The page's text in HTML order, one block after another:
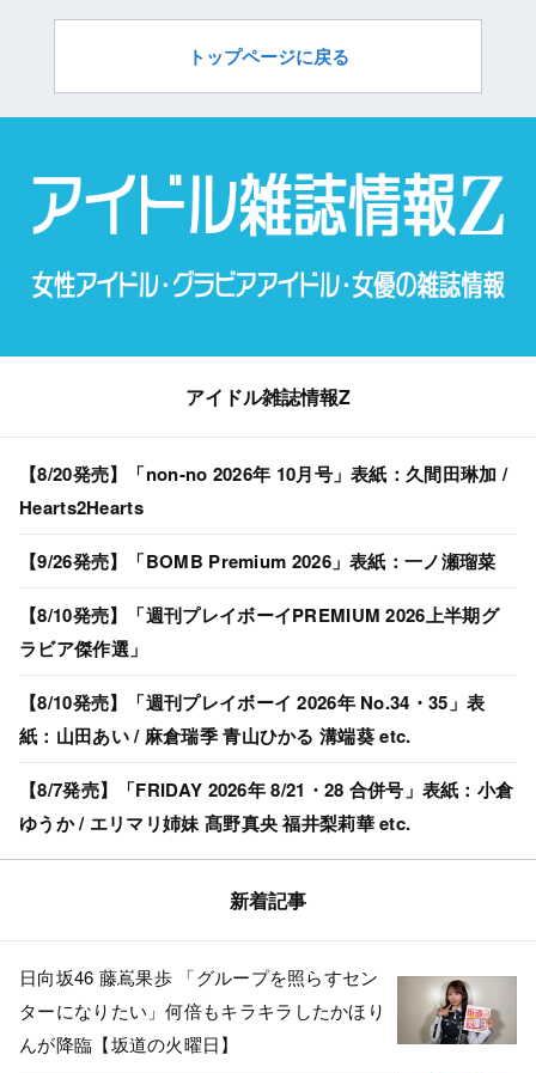
トップページに戻る
アイドル雑誌情報Z
【8/20発売】「non-no 2026年 10月号」表紙：久間田琳加 /
Hearts2Hearts
【9/26発売】「BOMB Premium 2026」表紙：一ノ瀬瑠菜
【8/10発売】「週刊プレイボーイPREMIUM 2026上半期グ
ラビア傑作選」
【8/10発売】「週刊プレイボーイ 2026年 No.34・35」表
紙：山田あい / 麻倉瑞季 青山ひかる 溝端葵 etc.
【8/7発売】「FRIDAY 2026年 8/21・28 合併号」表紙：小倉
ゆうか / エリマリ姉妹 髙野真央 福井梨莉華 etc.
新着記事
日向坂46 藤嶌果歩 「グループを照らすセン
ターになりたい」何倍もキラキラしたかほり
んが降臨【坂道の火曜日】